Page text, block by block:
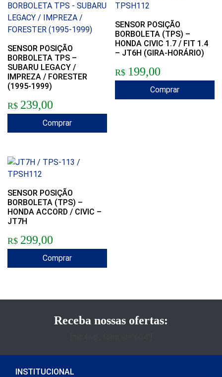
SENSOR POSIÇÃO
BORBOLETA TPS –
SUBARU LEGACY /
IMPREZA / FORESTER
(1995-1999)
R$ 239,00
Comprar
SENSOR POSIÇÃO
BORBOLETA (TPS) –
HONDA CIVIC 1.7 / FIT 1.4
– JT6H (GIRA-HORÁRIO)
R$ 199,00
Comprar
SENSOR POSIÇÃO
BORBOLETA (TPS) –
HONDA ACCORD / CIVIC –
JT7H
R$ 299,00
Comprar
Receba nossas ofertas:
INSTITUCIONAL